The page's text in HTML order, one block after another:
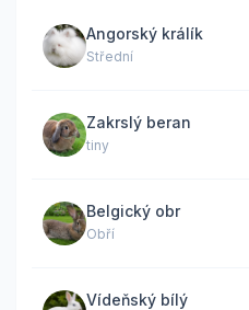
Angorský králík
Střední
Zakrslý beran
tiny
Belgický obr
Obří
Vídeňský bílý